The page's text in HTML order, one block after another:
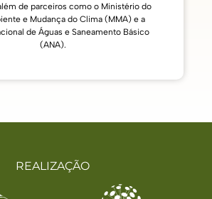
de parceiros como o Ministério do
e Mudança do Clima (MMA) e a
de Águas e Saneamento Básico
(ANA).
REALIZAÇÃO